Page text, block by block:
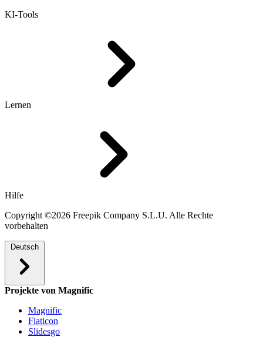
KI-Tools
Lernen
Hilfe
Copyright ©2026 Freepik Company S.L.U. Alle Rechte
vorbehalten
Deutsch
Projekte von Magnific
Magnific
Flaticon
Slidesgo